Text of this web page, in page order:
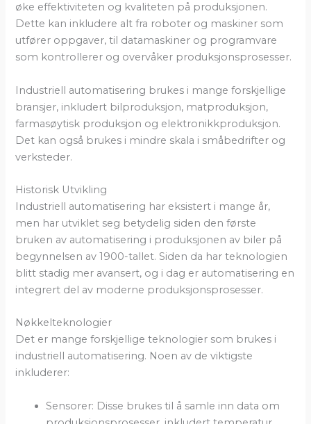
øke effektiviteten og kvaliteten på produksjonen.
Dette kan inkludere alt fra roboter og maskiner som
utfører oppgaver, til datamaskiner og programvare
som kontrollerer og overvåker produksjonsprosesser.
Industriell automatisering brukes i mange forskjellige
bransjer, inkludert bilproduksjon, matproduksjon,
farmasøytisk produksjon og elektronikkproduksjon.
Det kan også brukes i mindre skala i småbedrifter og
verksteder.
Historisk Utvikling
Industriell automatisering har eksistert i mange år,
men har utviklet seg betydelig siden den første
bruken av automatisering i produksjonen av biler på
begynnelsen av 1900-tallet. Siden da har teknologien
blitt stadig mer avansert, og i dag er automatisering en
integrert del av moderne produksjonsprosesser.
Nøkkelteknologier
Det er mange forskjellige teknologier som brukes i
industriell automatisering. Noen av de viktigste
inkluderer:
Sensorer: Disse brukes til å samle inn data om